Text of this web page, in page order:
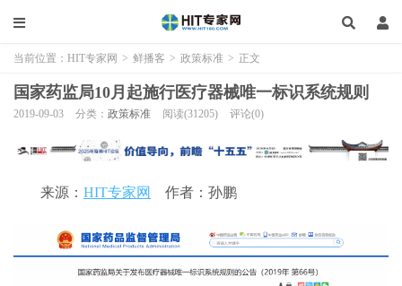
当前位置： HIT专家网 > 鲜播客 > 政策标准 > 正文
国家药监局10月起施行医疗器械唯一标识系统规则
2019-09-03 分类： 政策标准 阅读(31205) 评论(0)
来源： HIT专家网 作者：孙鹏